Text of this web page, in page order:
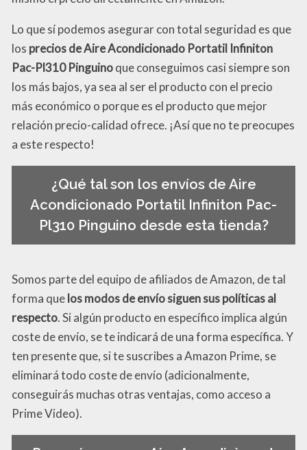
Lo que sí podemos asegurar con total seguridad es que
los precios de Aire Acondicionado Portatil Infiniton
Pac-Pl310 Pinguinoque conseguimos casi siempre son
los más bajos, ya sea al ser el producto con el precio
más económico o porque es el producto que mejor
relación precio-calidad ofrece. ¡Así que no te preocupes
a este respecto!
¿Qué tal son los envíos de Aire
Acondicionado Portatil Infiniton Pac-
Pl310 Pinguino desde esta tienda?
Somos parte del equipo de afiliados de Amazon, de tal
forma quelos modos de envío siguen sus políticas al
respecto. Si algún producto en específico implica algún
coste de envío, se te indicará de una forma específica. Y
ten presente que, si te suscribes a Amazon Prime, se
eliminará todo coste de envío (adicionalmente,
conseguirás muchas otras ventajas, como acceso a
Prime Video).